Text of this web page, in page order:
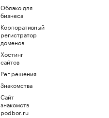
Облако для
бизнеса
Корпоративный
регистратор
доменов
Хостинг
сайтов
Рег.решения
Знакомства
Сайт
знакомств
podbor.ru